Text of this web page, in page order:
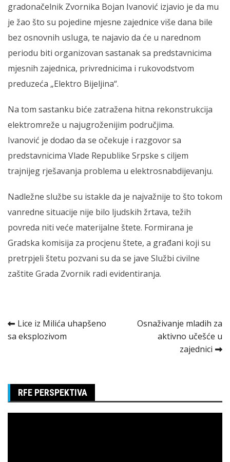
gradonačelnik Zvornika Bojan Ivanović izjavio je da mu
je žao što su pojedine mjesne zajednice više dana bile
bez osnovnih usluga, te najavio da će u narednom
periodu biti organizovan sastanak sa predstavnicima
mjesnih zajednica, privrednicima i rukovodstvom
preduzeća „Elektro Bijeljina“.
Na tom sastanku biće zatražena hitna rekonstrukcija
elektromreže u najugroženijim područjima.
Ivanović je dodao da se očekuje i razgovor sa
predstavnicima Vlade Republike Srpske s ciljem
trajnijeg rješavanja problema u elektrosnabdijevanju.
Nadležne službe su istakle da je najvažnije to što tokom
vanredne situacije nije bilo ljudskih žrtava, težih
povreda niti veće materijalne štete. Formirana je
Gradska komisija za procjenu štete, a građani koji su
pretrpjeli štetu pozvani su da se jave Službi civilne
zaštite Grada Zvornik radi evidentiranja.
Kretanje
članka
Lice iz Milića uhapšeno
sa eksplozivom
Osnaživanje mladih za
aktivno učešće u
zajednici
RFE PERSPEKTIVA